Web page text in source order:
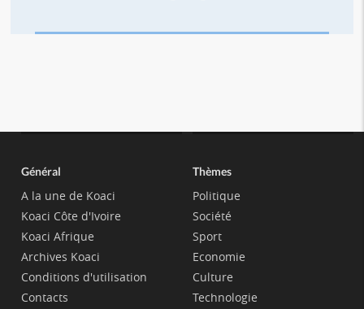
Général
A la une de Koaci
Koaci Côte d'Ivoire
Koaci Afrique
Archives Koaci
Conditions d'utilisation
Contacts
Thèmes
Politique
Société
Sport
Economie
Culture
Technologie